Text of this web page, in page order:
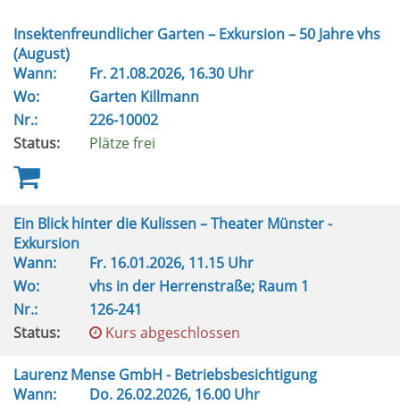
Insektenfreundlicher Garten – Exkursion – 50 Jahre vhs
(August)
Wann:
Fr.21.08.2026, 16.30 Uhr
Wo:
Garten Killmann
Nr.:
226-10002
Status:
Plätze frei
Ein Blick hinter die Kulissen – Theater Münster -
Exkursion
Wann:
Fr. 16.01.2026, 11.15 Uhr
Wo:
vhs in der Herrenstraße; Raum 1
Nr.:
126-241
Status:
Kurs abgeschlossen
Laurenz Mense GmbH - Betriebsbesichtigung
Wann:
Do.26.02.2026, 16.00 Uhr